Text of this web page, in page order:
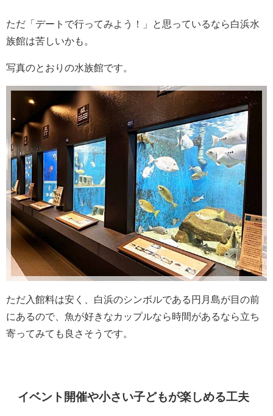
ただ「デートで行ってみよう！」と思っているなら白浜水
族館は苦しいかも。
写真のとおりの水族館です。
ただ入館料は安く、白浜のシンボルである円月島が目の前
にあるので、魚が好きなカップルなら時間があるなら立ち
寄ってみても良さそうです。
イベント開催や小さい子どもが楽しめる工夫